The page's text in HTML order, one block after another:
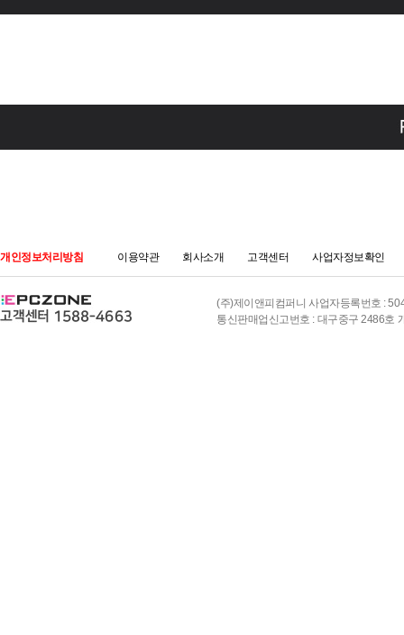
개인정보처리방침 이용약관 회사소개 고객센터 사업자정보확인
(주)제이앤피컴퍼니 사업자등록번호 :
통신판매업신고번호 : 대구중구 2486호